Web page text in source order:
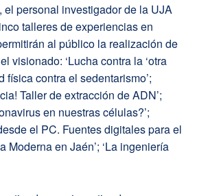
el personal investigador de la UJA
talleres de experiencias en
al público la realización de
visionado: ‘Lucha contra la ‘otra
física contra el sedentarismo’;
Taller de extracción de ADN’;
en nuestras células?’;
el PC. Fuentes digitales para el
Moderna en Jaén’; ‘La ingeniería